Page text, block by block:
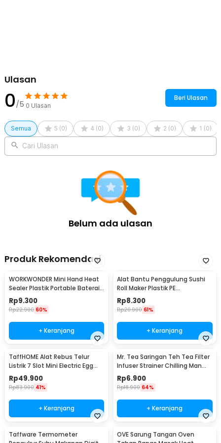
Ulasan
0/5 0 Ulasan
Beri Ulasan
Semua 5 (0) 4 (0) 3 (0) 2 (0) 1 (0)
Cari Ulasan
Belum ada ulasan
Produk Rekomendasi
WORKWONDER Mini Hand Heat
Sealer Plastik Portable Baterai
AA - LX2000A
Rp9.300
Rp22.900 60%
+ Keranjang
Alat Bantu Penggulung Sushi
Roll Maker Plastik PE
22x20.5x0.1cm - E1119
Rp8.300
Rp20.900 61%
+ Keranjang
TaffHOME Alat Rebus Telur
Listrik 7 Slot Mini Electric Egg
Cooker 350W - YS-203
Rp49.900
Rp83.900 41%
+ Keranjang
Mr. Tea Saringan Teh Tea Filter
Infuser Strainer Chilling Man
Silicon - MR03
Rp6.900
Rp18.900 64%
+ Keranjang
Taffware Termometer
OVE Sarung Tangan Oven